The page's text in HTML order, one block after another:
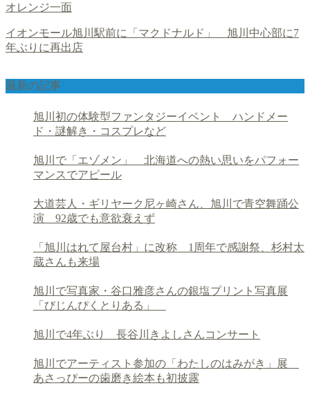
オレンジ一面
イオンモール旭川駅前に「マクドナルド」 旭川中心部に7
年ぶりに再出店
最新の記事
旭川初の体験型ファンタジーイベント ハンドメー
ド・謎解き・コスプレなど
旭川で「エゾメン」 北海道への熱い思いをパフォー
マンスでアピール
大道芸人・ギリヤーク尼ヶ崎さん、旭川で青空舞踊公
演 92歳でも意欲衰えず
「旭川はれて屋台村」に改称 1周年で感謝祭、杉村太
蔵さんも来場
旭川で写真家・谷口雅彦さんの銀塩プリント写真展
「びじんぴくとりある」
旭川で4年ぶり 長谷川きよしさんコンサート
旭川でアーティスト参加の「わたしのはみがき」展
あさっぴーの歯磨き絵本も初披露